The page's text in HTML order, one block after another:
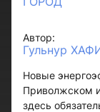
Автор:
Гульнур
Новые
Приволжском
здесь